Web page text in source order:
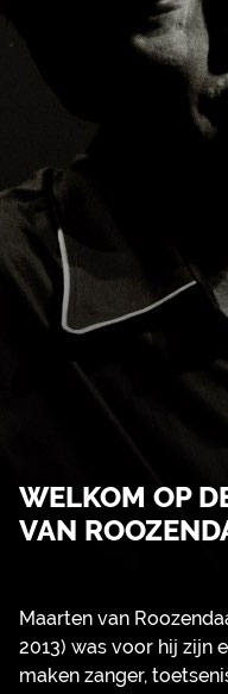
WELKOM OP
VAN
Maarten van
2013) was voor hij zijn
maken zanger,